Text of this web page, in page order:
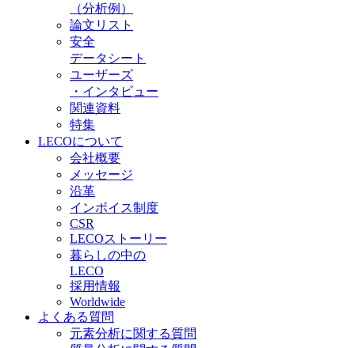
（分析例）
論文リスト
安全
データシート
ユーザーズ
・インタビュー
関連資料
特集
LECOについて
会社概要
メッセージ
沿革
インボイス制度
CSR
LECOストーリー
暮らしの中の
LECO
採用情報
Worldwide
よくある質問
元素分析に関する質問